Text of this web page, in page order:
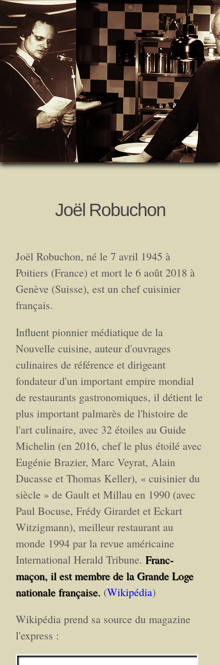
Joël Robuchon
Joël Robuchon, né le 7 avril 1945 à
Poitiers (France) et mort le 6 août 2018 à
Genève (Suisse), est un chef cuisinier
français.
Influent pionnier médiatique de la
Nouvelle cuisine, auteur d'ouvrages
culinaires de référence et dirigeant
fondateur d'un important empire mondial
de restaurants gastronomiques, il détient le
plus important palmarès de l'histoire de
l'art culinaire, avec 32 étoiles au Guide
Michelin (en 2016, chef le plus étoilé avec
Eugénie Brazier, Marc Veyrat, Alain
Ducasse et Thomas Keller), « cuisinier du
siècle » de Gault et Millau en 1990 (avec
Paul Bocuse, Frédy Girardet et Eckart
Witzigmann), meilleur restaurant au
monde 1994 par la revue américaine
International Herald Tribune. Franc-
maçon, il est membre de la Grande Loge
nationale française. (Wikipédia)
Wikipédia prend sa source du magazine
l'express :